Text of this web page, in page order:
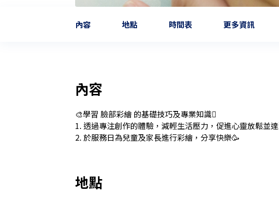
內容 地點 時間表 更多資訊
內容
🎨學習 臉部彩繪 的基礎技巧及專業知識🫟
1. 透過專注創作的體驗，減輕生活壓力，促進心靈放鬆並達
2. 於服務日為兒童及家長進行彩繪，分享快樂🥳
地點